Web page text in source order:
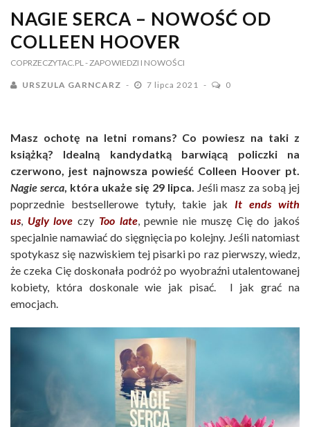
NAGIE SERCA – NOWOŚĆ OD
COLLEEN HOOVER
COPRZECZYTAC.PL - ZAPOWIEDZI I NOWOŚCI
URSZULA GARNCARZ 7 lipca 2021 0
Masz ochotę na letni romans? Co powiesz na taki z
książką? Idealną kandydatką barwiącą policzki na
czerwono, jest najnowsza powieść Colleen Hoover pt.
Nagie serca, która ukaże się 29 lipca. Jeśli masz za sobą jej
poprzednie bestsellerowe tytuły, takie jak It ends with
us, Ugly love czy Too late, pewnie nie muszę Cię do jakoś
specjalnie namawiać do sięgnięcia po kolejny. Jeśli natomiast
spotykasz się nazwiskiem tej pisarki po raz pierwszy, wiedz,
że czeka Cię doskonała podróż po wyobraźni utalentowanej
kobiety, która doskonale wie jak pisać. I jak grać na
emocjach.